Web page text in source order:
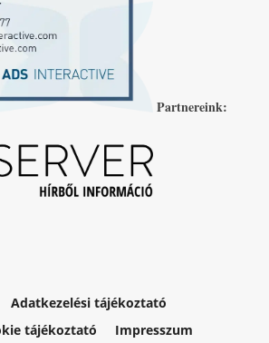
Partnereink:
Adatkezelési tájékoztató
tájékoztató
Impresszum